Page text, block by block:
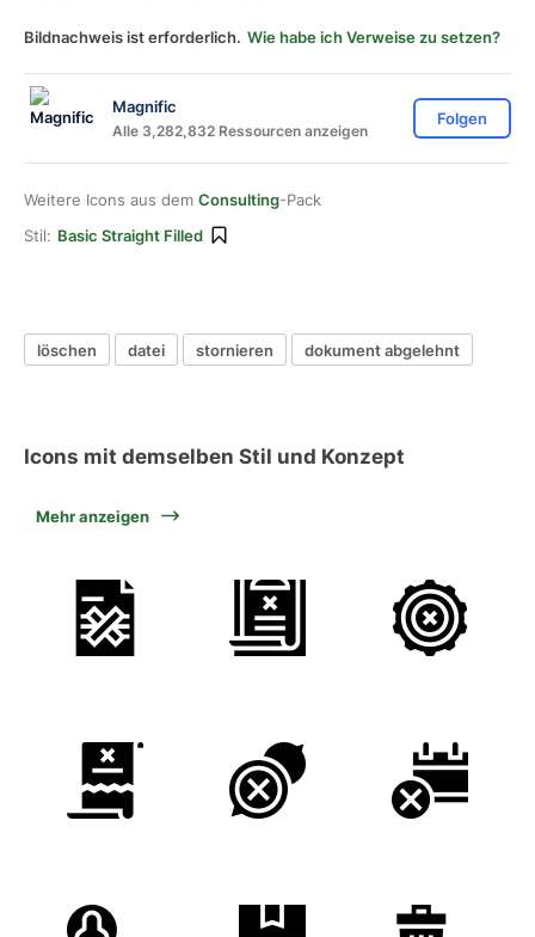
Bildnachweis ist erforderlich. Wie habe ich Verweise zu setzen?
Magnific
Alle 3,282,832 Ressourcen anzeigen
Folgen
Weitere Icons aus dem Consulting-Pack
Stil: Basic Straight Filled
löschen datei stornieren dokument abgelehnt
Icons mit demselben Stil und Konzept
Mehr anzeigen